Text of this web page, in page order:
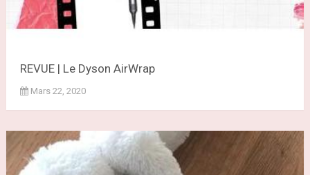
REVUE | Le Dyson AirWrap
Mars 22, 2020